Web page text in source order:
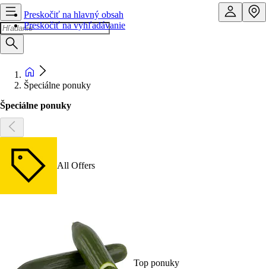
Preskočiť na hlavný obsah
Preskočiť na vyhľadávanie
Špeciálne ponuky
Špeciálne ponuky
All Offers
Top ponuky